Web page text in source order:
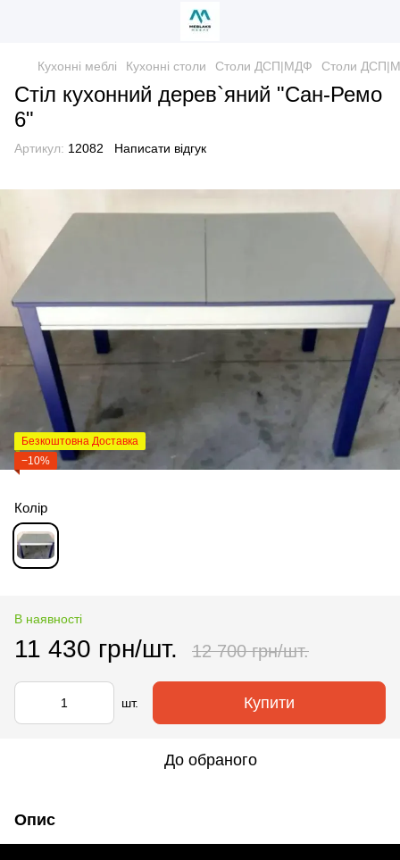
Кухонні меблі Кухонні столи Столи ДСП|МДФ Столи
Стіл кухонний дерев`яний "Сан-Ремо
6"
Артикул: 12082 Написати відгук
Безкоштовна Доставка
−10%
Колір
В наявності
11 430 грн/шт. 12 700 грн/шт.
шт. Купити
До обраного
Опис